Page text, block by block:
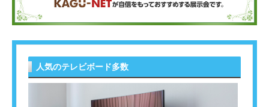
人気のテレビボード多数